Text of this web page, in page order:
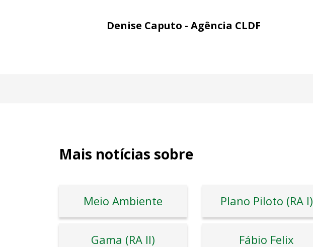
Denise Caputo - Agência CLDF
Mais notícias sobre
Meio Ambiente Plano Piloto (RA I)
Gama (RA II) Fábio Felix